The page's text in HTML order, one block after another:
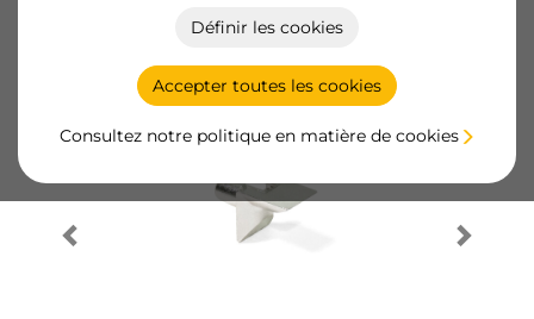
Définir les cookies
Accepter toutes les cookies
Consultez notre politique en matière de cookies